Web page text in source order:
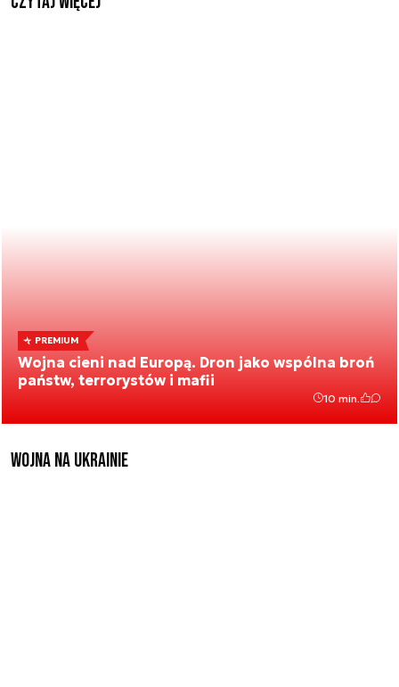
PREMIUM
Wojna cieni nad Europą. Dron jako wspólna broń
państw, terrorystów i mafii
10 min.
Wojna na Ukrainie